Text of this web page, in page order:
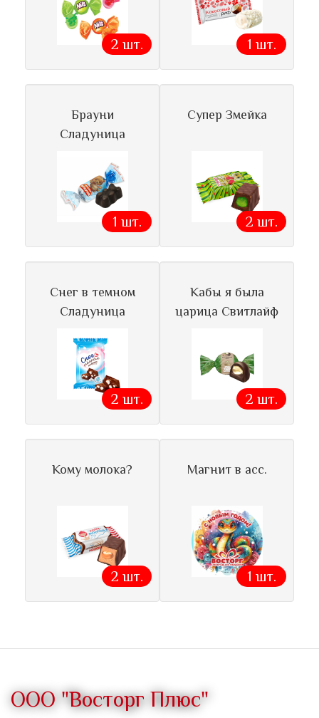
2 шт. 1 шт.
Брауни
Сладуница
1 шт.
Супер Змейка
2 шт.
Снег в темном
Сладуница
2 шт.
Кабы я была
царица Свитлайф
2 шт.
Кому молока?
2 шт.
Магнит в асс.
1 шт.
ООО "Восторг Плюс"